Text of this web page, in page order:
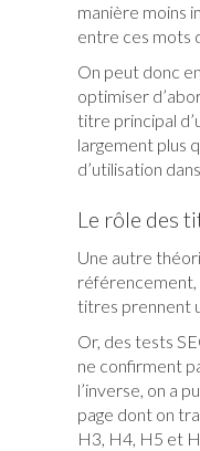
manière moins
entre ces mots
On peut donc
optimiser
titre principal
largement plus
d’utilisation
Le rôle des
Une autre
référencement,
titres prennent
Or, des tests
ne confirment
l’inverse, on a
page dont on
H3, H4, H5 et